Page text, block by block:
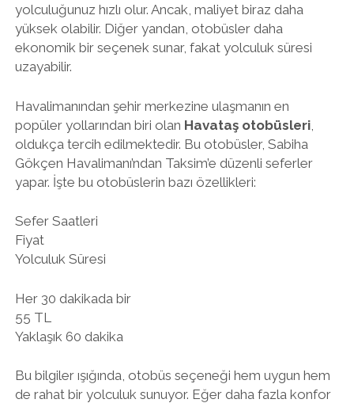
yolculuğunuz hızlı olur. Ancak, maliyet biraz daha
yüksek olabilir. Diğer yandan, otobüsler daha
ekonomik bir seçenek sunar, fakat yolculuk süresi
uzayabilir.
Havalimanından şehir merkezine ulaşmanın en
popüler yollarından biri olan Havataş otobüsleri,
oldukça tercih edilmektedir. Bu otobüsler, Sabiha
Gökçen Havalimanı’ndan Taksim’e düzenli seferler
yapar. İşte bu otobüslerin bazı özellikleri:
Sefer Saatleri
Fiyat
Yolculuk Süresi
Her 30 dakikada bir
55 TL
Yaklaşık 60 dakika
Bu bilgiler ışığında, otobüs seçeneği hem uygun hem
de rahat bir yolculuk sunuyor. Eğer daha fazla konfor